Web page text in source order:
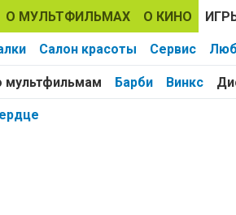
О МУЛЬТФИЛЬМАХ О КИНО
Салон красоты Сервис
мультфильмам Барби Винкс